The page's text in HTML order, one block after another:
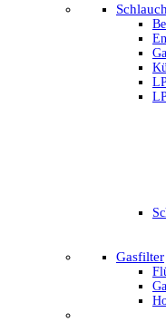
Gasfilter